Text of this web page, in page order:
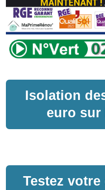
Isolation
euro sur
Testez